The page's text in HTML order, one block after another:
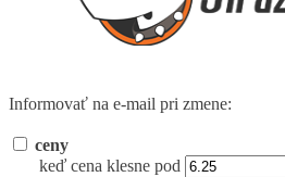
Informovať na e-mail pri zmene:
ceny
keď cena klesne pod